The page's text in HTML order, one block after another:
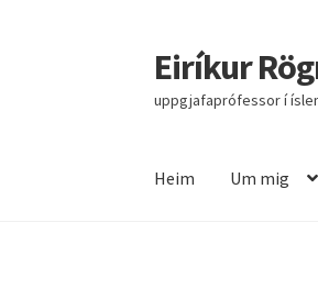
Fara
beint
í
Hoppa
yfir
í
Eiríkur
uppgjafaprófessor í
Heim Um mig